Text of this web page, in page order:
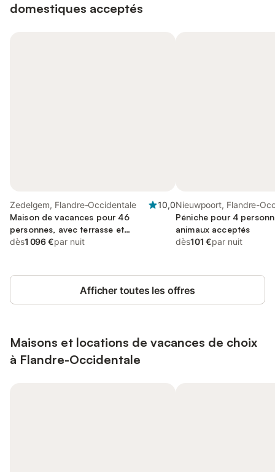
domestiques acceptés
Zedelgem, Flandre-Occidentale
10,0
Maison de vacances pour 46
personnes, avec terrasse et
balcon/terrasse
dès1 096 €par nuit
Nieuwpoort, Flandre-
Péniche pour 4
animaux acceptés
dès101 €par nuit
Afficher toutes les offres
Maisons et locations de vacances de choix
à Flandre-Occidentale